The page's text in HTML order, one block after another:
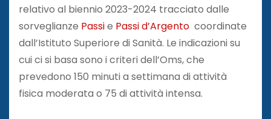
relativo al biennio 2023-2024 tracciato dalle
sorveglianze Passie Passi d’Argento coordinate
dall’Istituto Superiore di Sanità. Le indicazioni su
cui ci si basa sono i criteri dell’Oms, che
prevedono 150 minuti a settimana di attività
fisica moderata o 75 di attività intensa.